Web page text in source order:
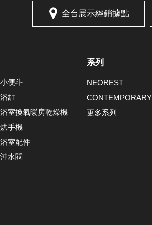
全台展示經銷據點
小便斗
浴缸
浴室換氣暖房乾燥機
烘手機
浴室配件
沖水閥
系列
NEOREST
CONTEMPORARY
更多系列